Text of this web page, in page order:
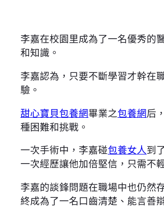
李嘉在校園里成為了一名優秀的
和知識。
李嘉認為，只要不斷學習才幹在
驗。
甜心寶貝包養網畢業之包養網后
種困難和挑戰。
一次手術中，李嘉碰包養女人到
一次經歷讓他加倍堅信，只需不
李嘉的談鋒問題在職場中也仍然
終成為了一名口齒清楚、能言善